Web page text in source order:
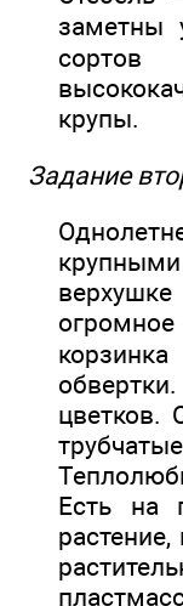
заметны
крупы.
Задание
цветков.
Есть на